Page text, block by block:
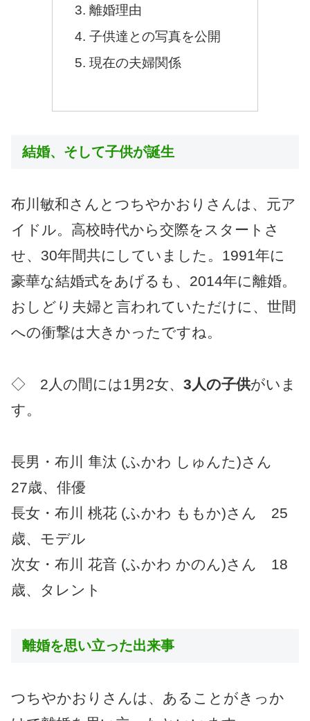
離婚理由
子供達との写真を公開
現在の夫婦関係
結婚、そして子供が誕生
布川敏和さんとつちやかおりさんは、元ア
イドル。高校時代から交際をスタートさ
せ、30年間共にしていました。1991年に
豪華な結婚式をあげるも、2014年に離婚。
おしどり夫婦と言われていただけに、世間
への衝撃は大きかったですね。
◇ 2人の間には1男2女、 3人の子供がいま
す。
長男・布川 隼汰 (ふかわ しゅんた)さん
27歳、俳優
長女・布川 桃花 (ふかわ ももか)さん 25
歳、モデル
次女・布川 花音 (ふかわ かのん)さん 18
歳、タレント
離婚を思い立った出来事
つちやかおりさんは、あることがきっか